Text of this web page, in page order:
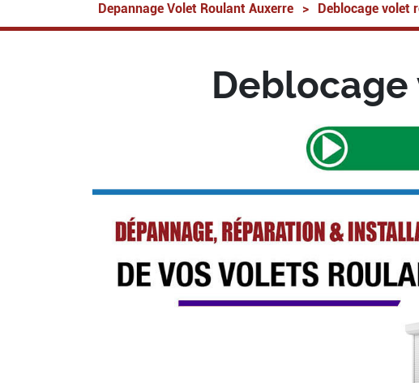
Depannage Volet Roulant Auxerre > Deblocage volet